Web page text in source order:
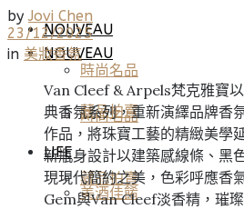
NOUVEAU
時尚名品
藏品拍賣
NOUVEAU
時尚名品
藏品拍賣
LIFE
美酒佳餚
by Jovi Chen
23/12/2025
in 美妝香氛
Van Cleef & Arpels梵克雅寶
典香氛系列，重新演繹品牌香
作品，將珠寶工藝的精緻美學
新瓶身設計以建築感線條、黑
現現代簡約之美，色彩呼應香
Gem與Van Cleef淡香精，璀